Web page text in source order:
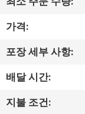
우
리
에
대
하
가격:
포장 세부 사항:
배달 시간:
지불 조건: